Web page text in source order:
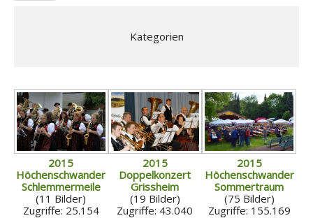
Kategorien
2015
Höchenschwander
Schlemmermeile
(11 Bilder)
Zugriffe: 25.154
2015
Doppelkonzert
Grissheim
(19 Bilder)
Zugriffe: 43.040
2015
Höchenschwander
Sommertraum
(75 Bilder)
Zugriffe: 155.169